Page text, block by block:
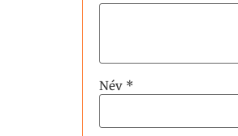
Név *